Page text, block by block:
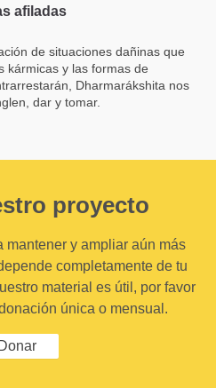
afiladas
de situaciones dañinas que
kármicas y las formas de
Dharmarákshita nos
dar y tomar.
proyecto
mantener y ampliar aún más
completamente de tu
material es útil, por favor
única o mensual.
Donar